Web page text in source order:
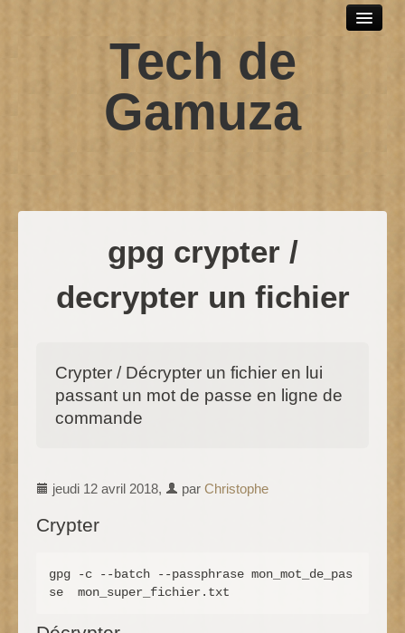
Tech de
Gamuza
Outils et logiciels
Scripts sh
SPIP
Contact
gpg crypter /
decrypter un fichier
Crypter / Décrypter un fichier en lui
passant un mot de passe en ligne de
commande
jeudi 12 avril 2018, par Christophe
Crypter
gpg -c --batch --passphrase mon_mot_de_pas
se  mon_super_fichier.txt